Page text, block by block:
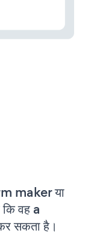
maker या
वह a
सकता है।